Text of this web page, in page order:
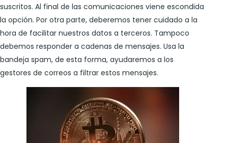
suscritos. Al final de las comunicaciones viene escondida
la opción. Por otra parte, deberemos tener cuidado a la
hora de facilitar nuestros datos a terceros. Tampoco
debemos responder a cadenas de mensajes. Usa la
bandeja spam, de esta forma, ayudaremos a los
gestores de correos a filtrar estos mensajes.